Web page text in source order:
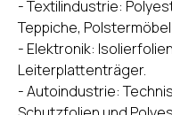
- Textilindustrie:
Teppiche,
- Elektronik:
Leiterplattenträger.
- Autoindustrie: